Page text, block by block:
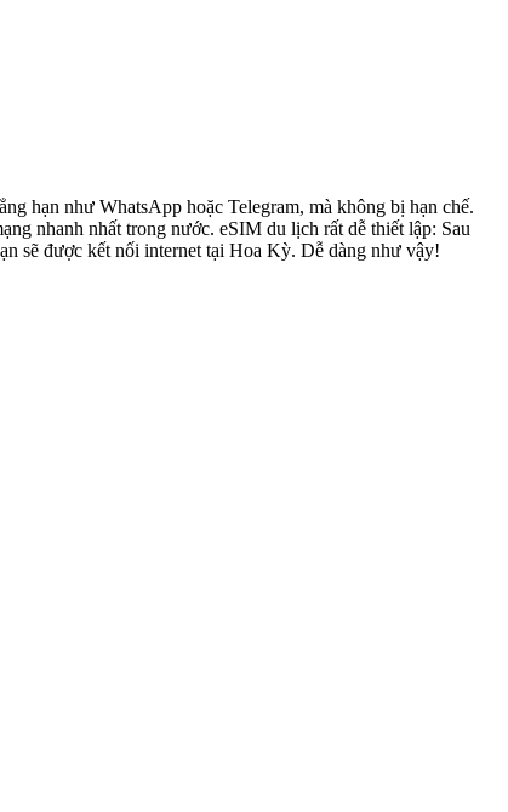
hạn như WhatsApp hoặc Telegram, mà không bị hạn chế.
nhanh nhất trong nước. eSIM du lịch rất dễ thiết lập: Sau
sẽ được kết nối internet tại Hoa Kỳ. Dễ dàng như vậy!